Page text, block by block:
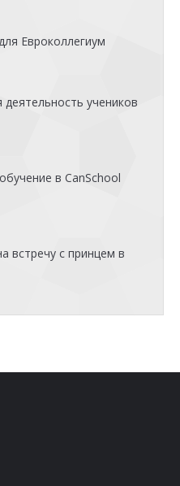
Евроколлегиум
деятельность учеников
в CanSchool
встречу с принцем в